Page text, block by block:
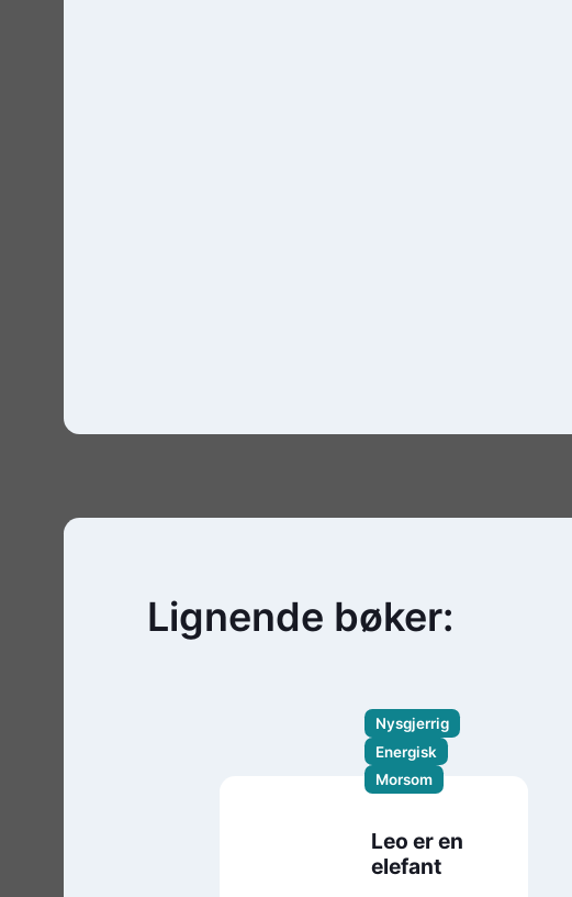
Lignende bøker:
Nysgjerrig
Energisk
Morsom
Leo er en
elefant